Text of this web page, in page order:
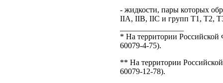
- жидкости, пары которых
IIA, IIB, IIC и групп Т1, Т2,
* На территории
60079-4-75).
** На территории
60079-12-78).